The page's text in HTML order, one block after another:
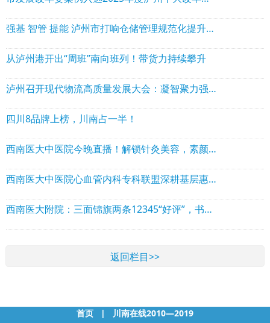
强基 智管 提能 泸州市打响仓储管理规范化提升三年行动“组合拳”
从泸州港开出“周班”南向班列！带货力持续攀升
泸州召开现代物流高质量发展大会：凝智聚力强枢纽 港产融合启新程
四川8品牌上榜，川南占一半！
西南医大中医院今晚直播！解锁针灸美容，素颜也能扛原相机
西南医大中医院心血管内科专科联盟深耕基层惠民生
西南医大附院：三面锦旗两条12345“好评”，书写医患最美双向奔赴
返回栏目>>
首页 | 川南在线2010—2019